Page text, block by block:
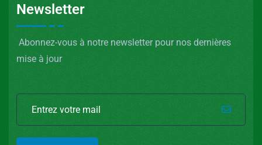
Newsletter
Abonnez-vous à notre newsletter pour nos dernières
mise à jour